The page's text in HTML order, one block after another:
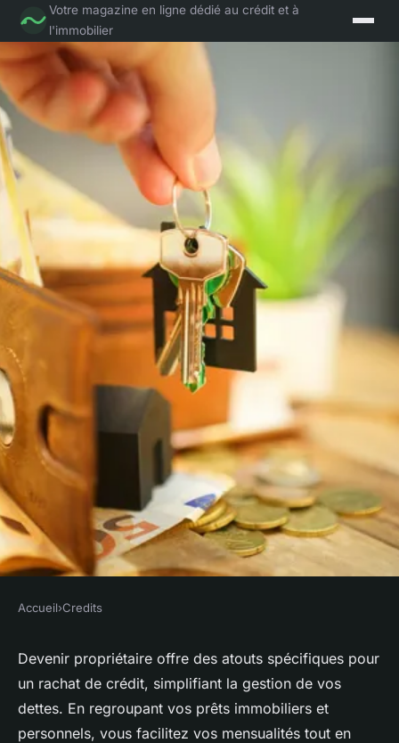
Votre magazine en ligne dédié au crédit et à
l'immobilier
Rachat de crédit propriétaire :
simplifiez vos finances
facilement
Accueil›Credits
Devenir propriétaire offre des atouts spécifiques pour
un rachat de crédit, simplifiant la gestion de vos
dettes. En regroupant vos prêts immobiliers et
personnels, vous facilitez vos mensualités tout en